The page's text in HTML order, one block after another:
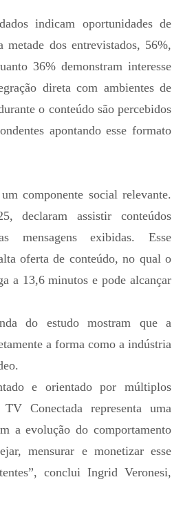
indicam oportunidades de
dos entrevistados, 56%,
36% demonstram interesse
direta com ambientes de
o conteúdo são percebidos
apontando esse formato
componente social relevante.
declaram assistir conteúdos
mensagens exibidas. Esse
oferta de conteúdo, no qual o
a 13,6 minutos e pode alcançar
do estudo mostram que a
a forma como a indústria
e orientado por múltiplos
Conectada representa uma
a evolução do comportamento
mensurar e monetizar esse
conclui Ingrid Veronesi,